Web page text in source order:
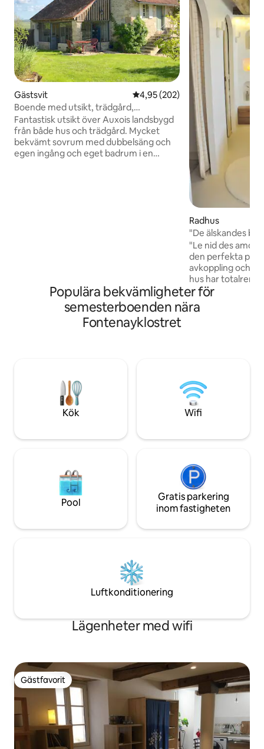
Gästsvit 4,95 av 5 i genomsnittligt
4,95 (202)
Boende med utsikt, trädgård,
frukostkorg
Fantastisk utsikt över Auxois landsbygd
från både hus och trädgård. Mycket
bekvämt sovrum med dubbelsäng och
egen ingång och eget badrum i en
Radhus
"De älskandes
"Le nid des
den perfekta
avkoppling och zen. Detta 70 m2
hus har
dekorerats i
Denna mysiga
ekologisk bomull ..
Populära bekvämligheter för
semesterboenden nära
Fontenayklostret
Kök Wifi
Pool
Gratis parkering
inom fastigheten
Luftkonditionering
Lägenheter med wifi
Gästfavorit
Gästfavorit